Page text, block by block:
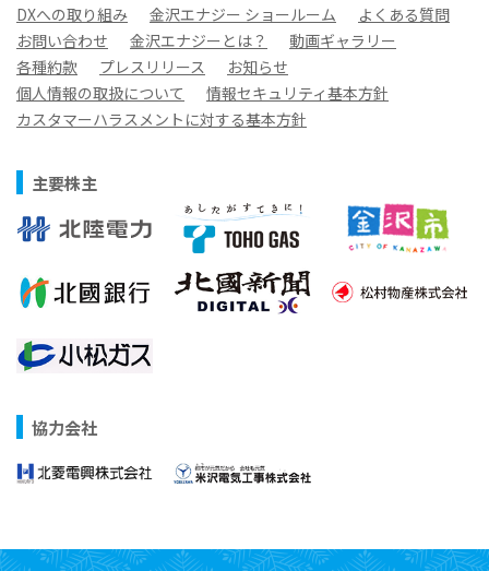
DXへの取り組み
金沢エナジー ショールーム
よくある質問
お問い合わせ
金沢エナジーとは？
動画ギャラリー
各種約款
プレスリリース
お知らせ
個人情報の取扱について
情報セキュリティ基本方針
カスタマーハラスメントに対する基本方針
主要株主
協力会社